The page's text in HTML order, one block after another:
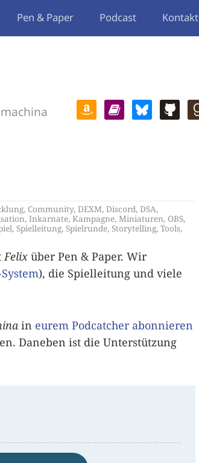
Pen & Paper Podcast Kontakt
, Community, DEXM, Discord, DSA,
, Inkarnate,Kampagne, Miniaturen, OBS,
, Spielleitung, Spielrunde, Storytelling, Tools,
Felix über Pen & Paper. Wir
), die Spielleitung und viele
in eurem Podcatcher abonnieren
Daneben ist die Unterstützung